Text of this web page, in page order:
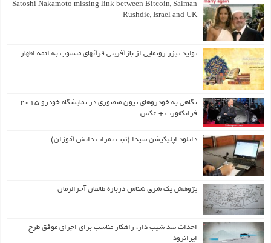
Satoshi Nakamoto missing link between Bitcoin, Salman
Rushdie, Israel and UK
تولید تیزر رونمایی از بازآفرینی قرآنهای منسوب به ائمه اطهار
نگاهی به خودروهای تیون منصوری در نمایشگاه خودرو ۲۰۱۵
فرانکفورت + عکس
دانلود اپلیکیشن سیدا (ثبت نمرات دانش آموزان)
پژوهش یک شرق شناس درباره طالقان آخرالزمان
احداث سد شیب دار، راهکار مناسب برای اجرای موفق طرح
ایرانرود